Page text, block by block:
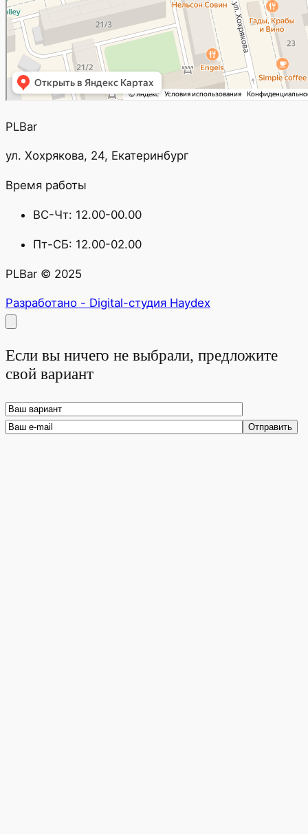
PLBar
ул. Хохрякова, 24, Екатеринбург
Время работы
ВС-Чт: 12.00-00.00
Пт-СБ: 12.00-02.00
PLBar © 2025
Разработано - Digital-студия Haydex
Если вы ничего не выбрали, предложите
свой вариант